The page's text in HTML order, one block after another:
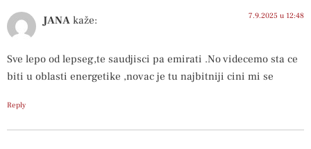
JANA kaže: 7.9.2025 u 12:48
Sve lepo od lepseg,te saudjisci pa emirati .No videcemo sta ce
biti u oblasti energetike ,novac je tu najbitniji cini mi se
Reply